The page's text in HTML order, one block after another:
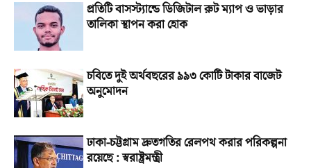
প্রতিটি বাসস্ট্যান্ডে ডিজিটাল রুট ম্যাপ ও ভাড়ার
তালিকা স্থাপন করা হোক
চবিতে দুই অর্থবছরের ৯৯৩ কোটি টাকার বাজেট
অনুমোদন
ঢাকা-চট্টগ্রাম দ্রুতগতির রেলপথ করার পরিকল্পনা
রয়েছে : স্বরাষ্ট্রমন্ত্রী